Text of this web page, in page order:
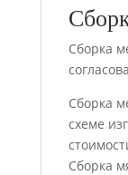
Сборка
Сборка
схеме
Сборка